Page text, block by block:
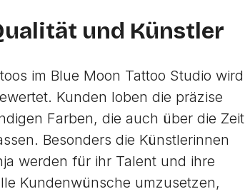
und Künstler
im Blue Moon Tattoo Studio wird
Kunden loben die präzise
Farben, die auch über die Zeit
Besonders die Künstlerinnen
werden für ihr Talent und ihre
Kundenwünsche umzusetzen,